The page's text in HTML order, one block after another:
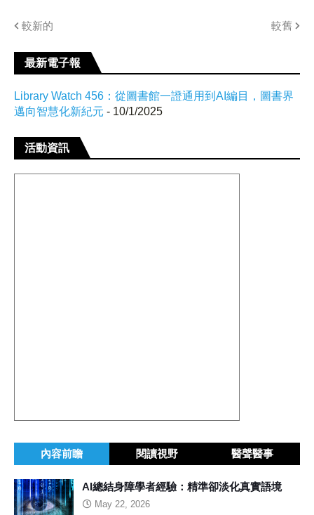
較新的 較舊
最新電子報
Library Watch 456：從圖書館一證通用到AI編目，圖書界
邁向智慧化新紀元 - 10/1/2025
活動資訊
內容前瞻 閱讀視野 醫聲醫事
AI總結身障學者經驗：精準卻淡化真實語境
May 22, 2026